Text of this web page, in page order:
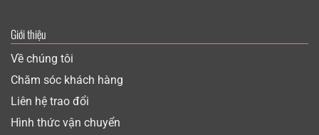
Giới thiệu
Về chúng tôi
Chăm sóc khách hàng
Liên hệ trao đổi
Hình thức vận chuyển